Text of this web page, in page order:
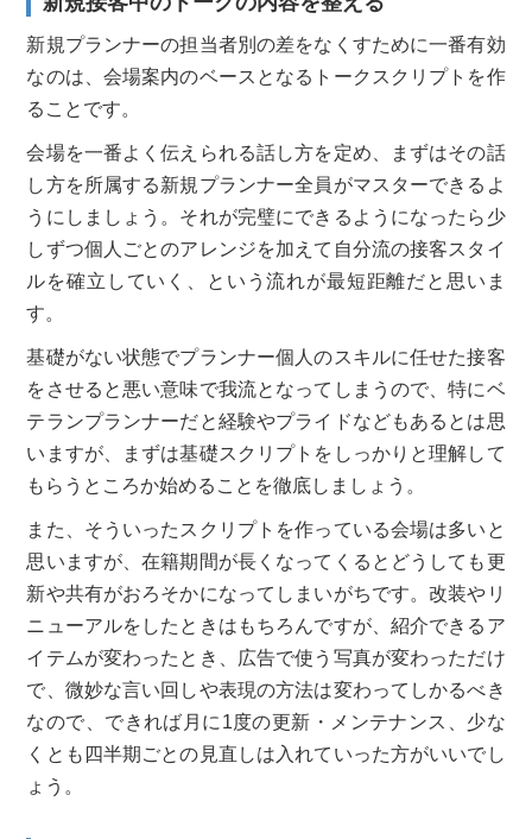
新規プランナーの担当者別の差をなくすために一番有効
なのは、会場案内のベースとなるトークスクリプトを作
ることです。
会場を一番よく伝えられる話し方を定め、まずはその話
し方を所属する新規プランナー全員がマスターできるよ
うにしましょう。それが完璧にできるようになったら少
しずつ個人ごとのアレンジを加えて自分流の接客スタイ
ルを確立していく、という流れが最短距離だと思いま
す。
基礎がない状態でプランナー個人のスキルに任せた接客
をさせると悪い意味で我流となってしまうので、特にベ
テランプランナーだと経験やプライドなどもあるとは思
いますが、まずは基礎スクリプトをしっかりと理解して
もらうところか始めることを徹底しましょう。
また、そういったスクリプトを作っている会場は多いと
思いますが、在籍期間が長くなってくるとどうしても更
新や共有がおろそかになってしまいがちです。改装やリ
ニューアルをしたときはもちろんですが、紹介できるア
イテムが変わったとき、広告で使う写真が変わっただけ
で、微妙な言い回しや表現の方法は変わってしかるべき
なので、できれば月に1度の更新・メンテナンス、少な
くとも四半期ごとの見直しは入れていった方がいいでし
ょう。